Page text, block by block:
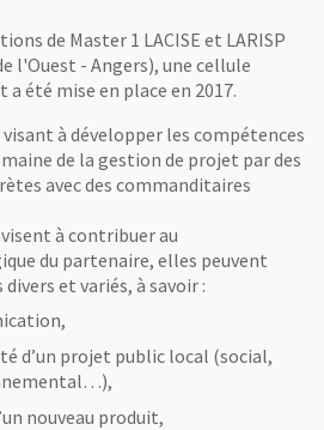
de Master 1 LACISE et LARISP
l'Ouest - Angers), une cellule
été mise en place en 2017.
visant à développer les compétences
de la gestion de projet par des
avec des commanditaires
à contribuer au
du partenaire, elles peuvent
et variés, à savoir :
d’un projet public local (social,
nouveau produit,